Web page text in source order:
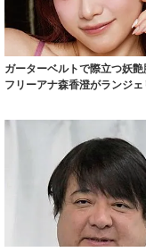
ガーターベルトで際立つ妖
フリーアナ森香澄がランジェ